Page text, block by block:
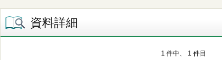
資料詳細
1 件中、 1 件目